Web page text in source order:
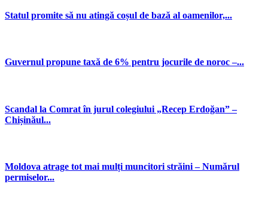
Statul promite să nu atingă coșul de bază al oamenilor,...
Guvernul propune taxă de 6% pentru jocurile de noroc –...
Scandal la Comrat în jurul colegiului „Recep Erdoğan” –
Chișinăul...
Moldova atrage tot mai mulți muncitori străini – Numărul
permiselor...